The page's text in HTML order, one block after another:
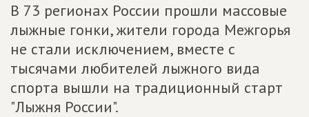
В 73 регионах России прошли массовые
лыжные гонки, жители города Межгорья
не стали исключением, вместе с
тысячами любителей лыжного вида
спорта вышли на традиционный старт
"Лыжня России".